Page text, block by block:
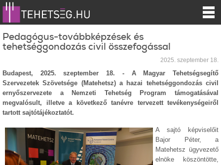
Pedagógus-továbbképzések és
tehetséggondozás civil összefogással
2025. szeptember 18.
Budapest, 2025. szeptember 18. - A Magyar Tehetségsegítő
Szervezetek Szövetsége (Matehetsz) a hazai tehetséggondozás civil
ernyőszervezete a Nemzeti Tehetség Program támogatásával
megvalósult, illetve a következő tanévre tervezett tevékenységeiről
tartott sajtótájékoztatót.
A sajtó képviselőit
Bajor Péter, a
Matehetsz ügyvezető
elnöke köszöntötte,